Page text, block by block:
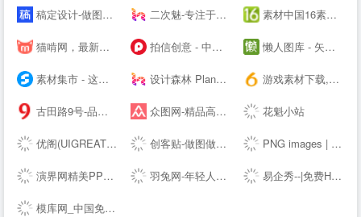
稿定设计-做图做视频必备_在线设计神器_海量版权素材模板 二次魅-专注于分享国内外高清精品二次元电脑手机图片壁纸 素材中国16素材网 - 素材中国16素材网
猫啃网，最新最全的可免费商用中文字体下载网站！喵啃~ 拍信创意 - 中国领先的创意内容素材平台 素材网 素材库 高清图片视频源文件下载 懒人图库 - 矢量图,JS代码,网页素材 - 学会偷懒，懒出境界！
素材集市 - 这里的素材有点酷！ 设计森林 PlanForest - 收集、整理、分享全球优质的设计素材资源 游戏素材下载,6m5m游戏素材,游戏源码下载,游戏素材资源 - www.6m5m.com
古田路9号-品牌创意/版权保护平台 众图网-精品高清设计图库-提供商用图片素材下载 花魁小站
优阁(UIGREAT) - UI设计师学习交流社区 创客贴-做图做视频必备_会打字就能做设计，商用有版权 PNG images | 100 000+ Free PNG images
演界网精美PPT模板会员免费下载_矢量图片素材多品类模板服务平台 羽兔网-年轻人都在用的自学设计平台 易企秀--|免费H5页面制作|作图工具|海量邀请函模板|创意营销平台
模库网_中国免费设计素材图片库_优质设计模板下载网站